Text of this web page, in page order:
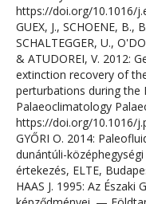
https://doi.org/10.1016/
GUEX, J., SCHOENE, B.,
SCHALTEGGER, U.,
& ATUDOREI, V. 2012:
extinction recovery of
perturbations during the
Palaeoclimatology
https://doi.org/10.1016/
GYŐRI O. 2014:
dunántúli-
értekezés, ELTE,
HAAS J. 1995: Az